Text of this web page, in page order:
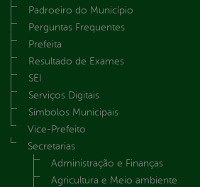
Padroeiro do Município
Perguntas Frequentes
Prefeita
Resultado de Exames
SEI
Serviços Digitais
Símbolos Municipais
Vice-Prefeito
Secretarias
Administração e Finanças
Agricultura e Meio ambiente